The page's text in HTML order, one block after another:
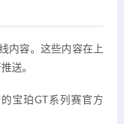
内容。这些内容在上
送。
宝珀GT系列赛官方